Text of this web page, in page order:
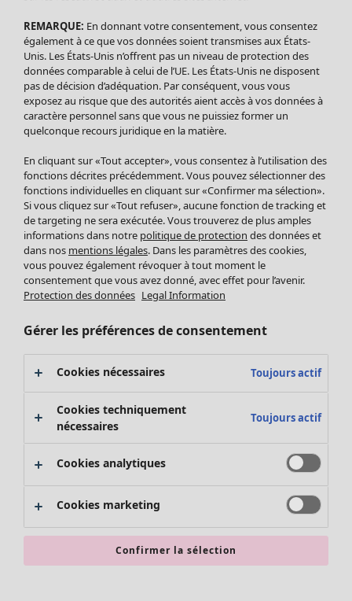
Robes
Tuniques
Blouses
Tops
Gilets
Pantalon
Jupes
Leggings et collants
Accessoires
Chaussures
Vêtements de bain
Basics
Soldes Mobilier
Bonnes affaires déco
Décoration
Textiles
Tapis
Éponge
Promos SOLDES
Les promos de Gudrun Sjödén
Nouvel arrivage
Bonnes affaires en soldes - jusqu'à -70
REMARQUE: En donnant votre consentement, vous consentez
également à ce que vos données soient transmises aux États-
Unis. Les États-Unis n’offrent pas un niveau de protection des
données comparable à celui de l’UE. Les États-Unis ne disposent
pas de décision d’adéquation. Par conséquent, vous vous
exposez au risque que des autorités aient accès à vos données à
caractère personnel sans que vous ne puissiez former un
quelconque recours juridique en la matière.
En cliquant sur «Tout accepter», vous consentez à l’utilisation des
fonctions décrites précédemment. Vous pouvez sélectionner des
fonctions individuelles en cliquant sur «Confirmer ma sélection».
Si vous cliquez sur «Tout refuser», aucune fonction de tracking et
de targeting ne sera exécutée. Vous trouverez de plus amples
informations dans notre politique de protection des données et
dans nos mentions légales. Dans les paramètres des cookies,
vous pouvez également révoquer à tout moment le
consentement que vous avez donné, avec effet pour l’avenir.
Protection des données Legal Information
Gérer les préférences de consentement
Cookies nécessaires Toujours actif
Cookies techniquement
nécessaires
Toujours actif
Cookies analytiques
Cookies marketing
Confirmer la sélection